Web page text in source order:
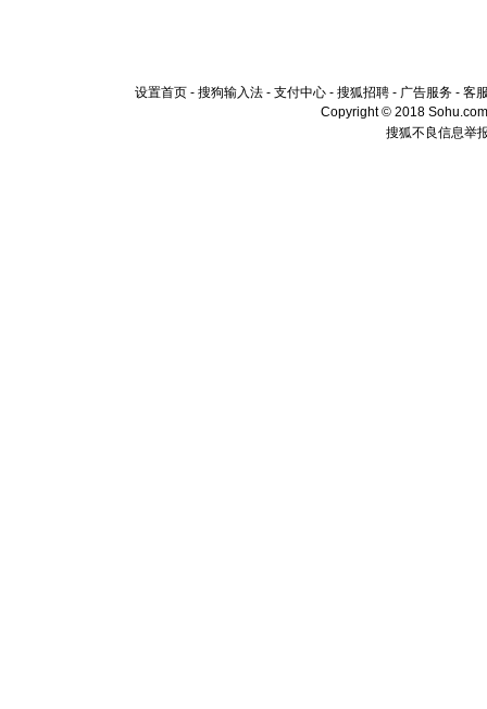
设置首页 - 搜狗输入法 - 支付中心 - 搜狐招聘 - 广告服务 - 客
Copyright © 2018
搜狐不良信息举